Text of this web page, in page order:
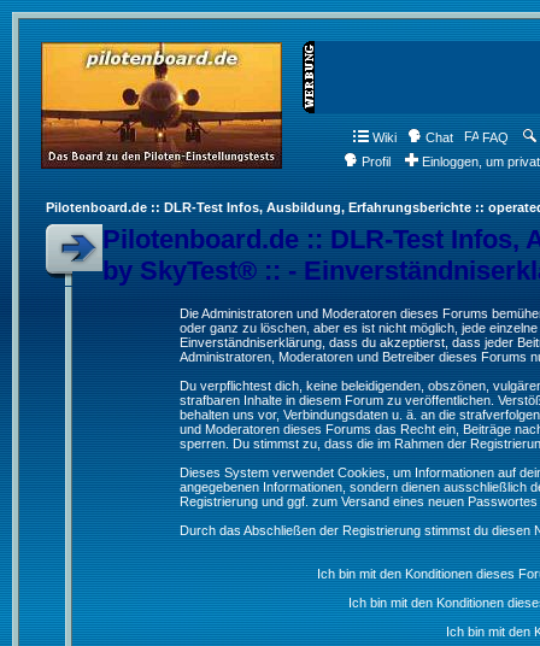
Wiki Chat FAQ
Profil
Einloggen, um
Pilotenboard.de :: DLR-Test Infos, Ausbildung, Erfahrungsberichte ::
Pilotenboard.de :: DLR-Test
by SkyTest® :: -
Die Administratoren und Moderatoren dieses Forums
oder ganz zu löschen, aber es ist nicht möglich, jede
Einverständniserklärung, dass du akzeptierst, dass jeder
Administratoren, Moderatoren und Betreiber dieses Forums
Du verpflichtest dich, keine beleidigenden, obszönen,
strafbaren Inhalte in diesem Forum zu veröffentlichen.
behalten uns vor, Verbindungsdaten u. ä. an die
und Moderatoren dieses Forums das Recht ein, Beiträge
sperren. Du stimmst zu, dass die im Rahmen der
Dieses System verwendet Cookies, um Informationen auf
angegebenen Informationen, sondern dienen ausschließlich
Registrierung und ggf. zum Versand eines neuen
Durch das Abschließen der Registrierung stimmst du diesen
Ich bin mit den Konditionen dieses
Ich bin mit den Konditionen
Ich bin mit den